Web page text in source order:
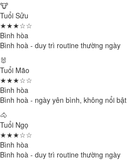
🐮
Tuổi Sửu
★★★☆☆
Bình hòa
Bình hoà - duy trì routine thường ngày
🐰
Tuổi Mão
★★★☆☆
Bình hòa
Bình hoà - ngày yên bình, không nổi bật
🐴
Tuổi Ngọ
★★★☆☆
Bình hòa
Bình hoà - duy trì routine thường ngày